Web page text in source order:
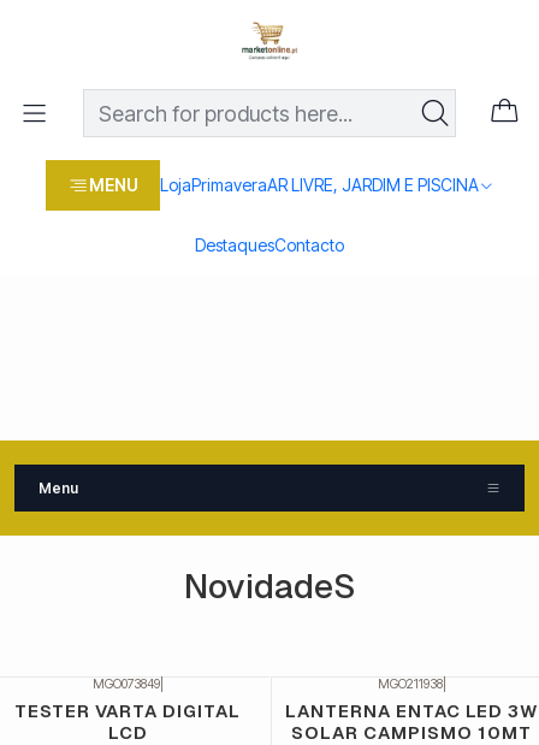
MENU LojaPrimaveraAR LIVRE, JARDIM E PISCINA
DestaquesContacto
Os melhores preços em produtos para casa, jardim e bricolage
Prepare o seu Jardim
Menu
NovidadeS
MGO073849|
TESTER VARTA DIGITAL
LCD
MGO211938|
LANTERNA ENTAC LED 3W
SOLAR CAMPISMO 10MT